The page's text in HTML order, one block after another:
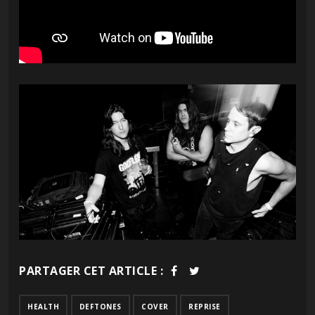
PARTAGER CET ARTICLE :
HEALTH DEFTONES COVER REPRISE